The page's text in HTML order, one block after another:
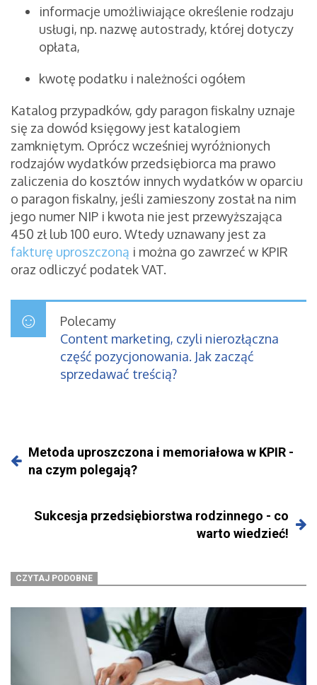
informacje umożliwiające określenie rodzaju
usługi, np. nazwę autostrady, której dotyczy
opłata,
kwotę podatku i należności ogółem
Katalog przypadków, gdy paragon fiskalny uznaje
się za dowód księgowy jest katalogiem
zamkniętym. Oprócz wcześniej wyróżnionych
rodzajów wydatków przedsiębiorca ma prawo
zaliczenia do kosztów innych wydatków w oparciu
o paragon fiskalny, jeśli zamieszony został na nim
jego numer NIP i kwota nie jest przewyższająca
450 zł lub 100 euro. Wtedy uznawany jest za
fakturę uproszczoną i można go zawrzeć w KPIR
oraz odliczyć podatek VAT.
Polecamy
Content marketing, czyli nierozłączna
część pozycjonowania. Jak zacząć
sprzedawać treścią?
Metoda uproszczona i memoriałowa w KPIR -
na czym polegają?
Sukcesja przedsiębiorstwa rodzinnego - co
warto wiedzieć!
CZYTAJ PODOBNE